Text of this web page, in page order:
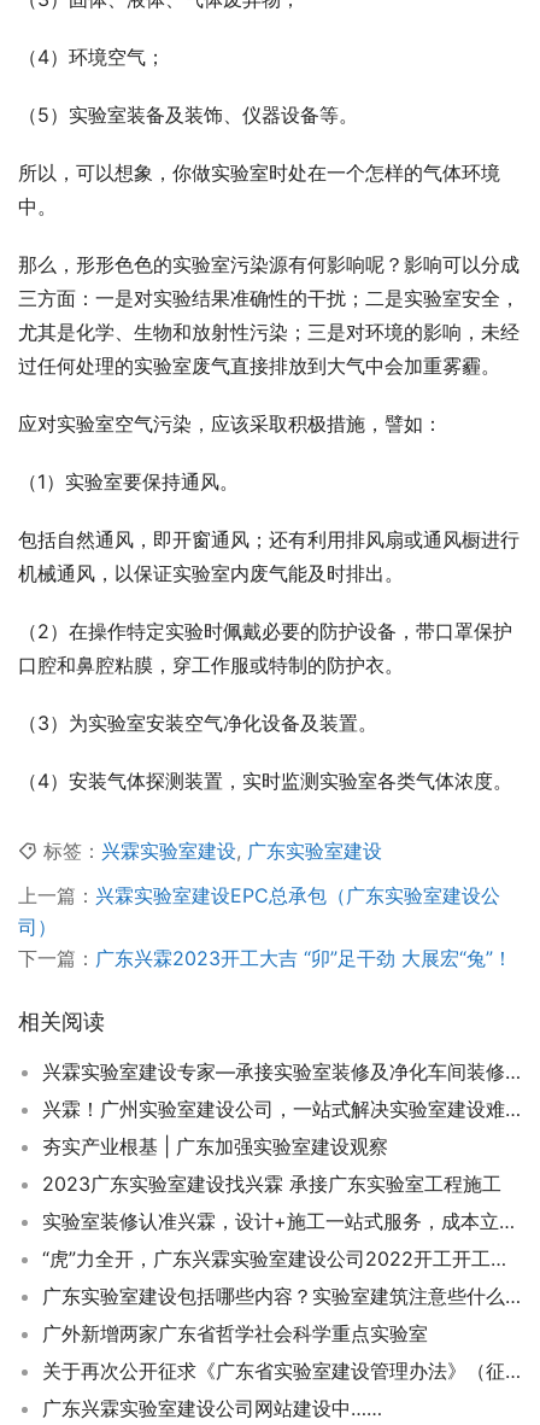
（4）环境空气；
（5）实验室装备及装饰、仪器设备等。
所以，可以想象，你做实验室时处在一个怎样的气体环境
中。
那么，形形色色的实验室污染源有何影响呢？影响可以分成
三方面：一是对实验结果准确性的干扰；二是实验室安全，
尤其是化学、生物和放射性污染；三是对环境的影响，未经
过任何处理的实验室废气直接排放到大气中会加重雾霾。
应对实验室空气污染，应该采取积极措施，譬如：
（1）实验室要保持通风。
包括自然通风，即开窗通风；还有利用排风扇或通风橱进行
机械通风，以保证实验室内废气能及时排出。
（2）在操作特定实验时佩戴必要的防护设备，带口罩保护
口腔和鼻腔粘膜，穿工作服或特制的防护衣。
（3）为实验室安装空气净化设备及装置。
（4）安装气体探测装置，实时监测实验室各类气体浓度。
标签： 兴霖实验室建设, 广东实验室建设
上一篇： 兴霖实验室建设EPC总承包（广东实验室建设公
司）
下一篇： 广东兴霖2023开工大吉 “卯”足干劲 大展宏“兔”！
相关阅读
兴霖实验室建设专家—承接实验室装修及净化车间装修工程
兴霖！广州实验室建设公司，一站式解决实验室建设难题
夯实产业根基 | 广东加强实验室建设观察
2023广东实验室建设找兴霖 承接广东实验室工程施工
实验室装修认准兴霖，设计+施工一站式服务，成本立省20%
“虎”力全开，广东兴霖实验室建设公司2022开工开工通知！
广东实验室建设包括哪些内容？实验室建筑注意些什么？
广外新增两家广东省哲学社会科学重点实验室
关于再次公开征求《广东省实验室建设管理办法》（征求意见稿）意见的函
广东兴霖实验室建设公司网站建设中……